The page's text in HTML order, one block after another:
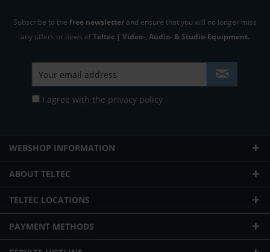
Subscribe to the free newsletter and ensure that you will no longer miss
any offers or news ofTeltec | Video-, Audio- & Studio-Equipment.
I agree with the privacy policy
WEBSHOP INFORMATION
ABOUT TELTEC
TELTEC LOCATIONS
PAYMENT METHODS